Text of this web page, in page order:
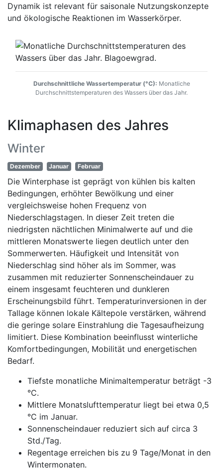
Dynamik ist relevant für saisonale Nutzungskonzepte
und ökologische Reaktionen im Wasserkörper.
Durchschnittliche Wassertemperatur (°C): Monatliche
Durchschnittstemperaturen des Wassers über das Jahr.
Klimaphasen des Jahres
Winter
Dezember Januar Februar
Die Winterphase ist geprägt von kühlen bis kalten
Bedingungen, erhöhter Bewölkung und einer
vergleichsweise hohen Frequenz von
Niederschlagstagen. In dieser Zeit treten die
niedrigsten nächtlichen Minimalwerte auf und die
mittleren Monatswerte liegen deutlich unter den
Sommerwerten. Häufigkeit und Intensität von
Niederschlag sind höher als im Sommer, was
zusammen mit reduzierter Sonnenscheindauer zu
einem insgesamt feuchteren und dunkleren
Erscheinungsbild führt. Temperaturinversionen in der
Tallage können lokale Kältepole verstärken, während
die geringe solare Einstrahlung die Tagesaufheizung
limitiert. Diese Kombination beeinflusst winterliche
Komfortbedingungen, Mobilität und energetischen
Bedarf.
Tiefste monatliche Minimaltemperatur beträgt -3
°C.
Mittlere Monatslufttemperatur liegt bei etwa 0,5
°C im Januar.
Sonnenscheindauer reduziert sich auf circa 3
Std./Tag.
Regentage erreichen bis zu 9 Tage/Monat in den
Wintermonaten.